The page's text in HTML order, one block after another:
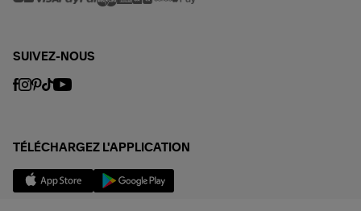
SUIVEZ-NOUS
TÉLÉCHARGEZ L'APPLICATION